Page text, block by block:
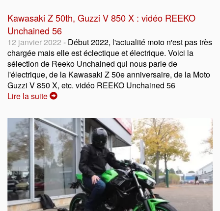
Kawasaki Z 50th, Guzzi V 850 X : vidéo REEKO
Unchained 56
12 janvier 2022 - Début 2022, l'actualité moto n'est pas très
chargée mais elle est éclectique et électrique. Voici la
sélection de Reeko Unchained qui nous parle de
l'électrique, de la Kawasaki Z 50e anniversaire, de la Moto
Guzzi V 850 X, etc. vidéo REEKO Unchained 56
Lire la suite